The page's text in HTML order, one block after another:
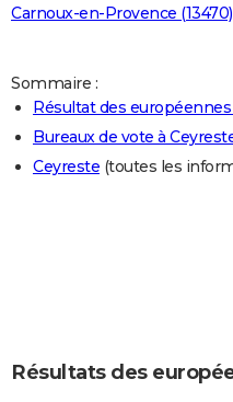
Mobiles
Meilleur smartphone
Internet
Ordinateurs
Jeux vidéo
Guide high-tech
+
BRICOLAGE
Guides de France
Escapades
Patrimoine
Expositions
Musées
Week-end nature
LIFESTYLE
Art de vivre
Bien-être
Loisirs
Mode
Modes de vie
CARTE DE VOEUX
Carnoux-en-Provence (13470)
Sommaire :
Résultat des
Bureaux de vote à
Ceyreste (toutes les
Résultats des